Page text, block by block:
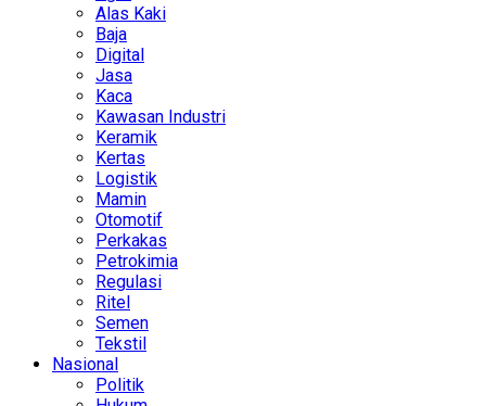
Alas Kaki
Baja
Digital
Jasa
Kaca
Kawasan Industri
Keramik
Kertas
Logistik
Mamin
Otomotif
Perkakas
Petrokimia
Regulasi
Ritel
Semen
Tekstil
Nasional
Politik